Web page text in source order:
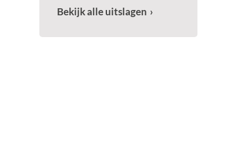
Bekijk alle uitslagen